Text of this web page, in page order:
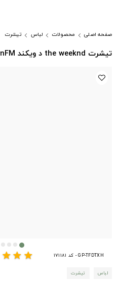
صفحه اصلی محصولات لباس تیشرت
تیشرت the weeknd د ویکند Blinding Lights DawnFM
GP-TFDTXH - کد 171181 star
star
star
لباس تیشرت